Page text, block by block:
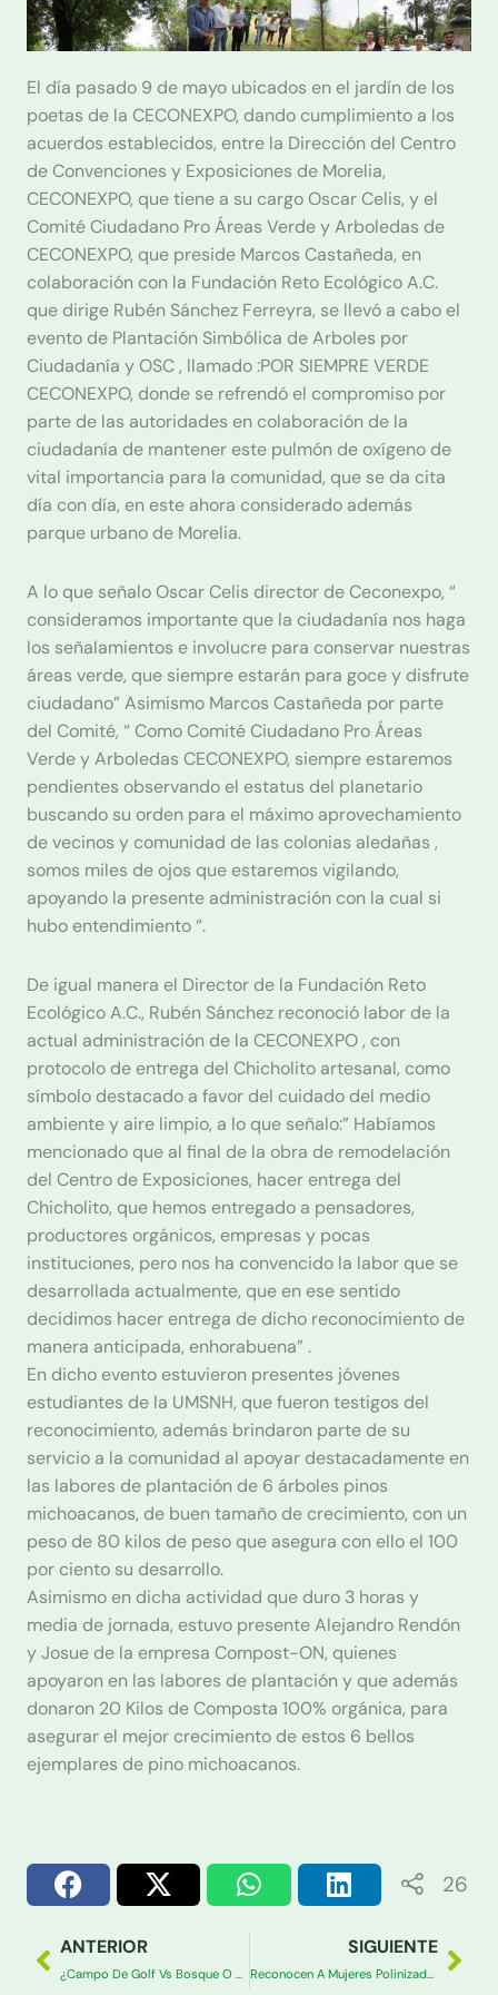
El día pasado 9 de mayo ubicados en el jardín de los
poetas de la CECONEXPO, dando cumplimiento a los
acuerdos establecidos, entre la Dirección del Centro
de Convenciones y Exposiciones de Morelia,
CECONEXPO, que tiene a su cargo Oscar Celis, y el
Comité Ciudadano Pro Áreas Verde y Arboledas de
CECONEXPO, que preside Marcos Castañeda, en
colaboración con la Fundación Reto Ecológico A.C.
que dirige Rubén Sánchez Ferreyra, se llevó a cabo el
evento de Plantación Simbólica de Arboles por
Ciudadanía y OSC , llamado :POR SIEMPRE VERDE
CECONEXPO, donde se refrendó el compromiso por
parte de las autoridades en colaboración de la
ciudadanía de mantener este pulmón de oxígeno de
vital importancia para la comunidad, que se da cita
día con día, en este ahora considerado además
parque urbano de Morelia.
A lo que señalo Oscar Celis director de Ceconexpo, “
consideramos importante que la ciudadanía nos haga
los señalamientos e involucre para conservar nuestras
áreas verde, que siempre estarán para goce y disfrute
ciudadano” Asimismo Marcos Castañeda por parte
del Comité, “ Como Comité Ciudadano Pro Áreas
Verde y Arboledas CECONEXPO, siempre estaremos
pendientes observando el estatus del planetario
buscando su orden para el máximo aprovechamiento
de vecinos y comunidad de las colonias aledañas ,
somos miles de ojos que estaremos vigilando,
apoyando la presente administración con la cual si
hubo entendimiento “.
De igual manera el Director de la Fundación Reto
Ecológico A.C., Rubén Sánchez reconoció labor de la
actual administración de la CECONEXPO , con
protocolo de entrega del Chicholito artesanal, como
símbolo destacado a favor del cuidado del medio
ambiente y aire limpio, a lo que señalo:” Habíamos
mencionado que al final de la obra de remodelación
del Centro de Exposiciones, hacer entrega del
Chicholito, que hemos entregado a pensadores,
productores orgánicos, empresas y pocas
instituciones, pero nos ha convencido la labor que se
desarrollada actualmente, que en ese sentido
decidimos hacer entrega de dicho reconocimiento de
manera anticipada, enhorabuena” .
En dicho evento estuvieron presentes jóvenes
estudiantes de la UMSNH, que fueron testigos del
reconocimiento, además brindaron parte de su
servicio a la comunidad al apoyar destacadamente en
las labores de plantación de 6 árboles pinos
michoacanos, de buen tamaño de crecimiento, con un
peso de 80 kilos de peso que asegura con ello el 100
por ciento su desarrollo.
Asimismo en dicha actividad que duro 3 horas y
media de jornada, estuvo presente Alejandro Rendón
y Josue de la empresa Compost-ON, quienes
apoyaron en las labores de plantación y que además
donaron 20 Kilos de Composta 100% orgánica, para
asegurar el mejor crecimiento de estos 6 bellos
ejemplares de pino michoacanos.
26
AntANTERIOR SIGUIENTE
Reconocen A Mujeres Polinizadoras En Día Mundial del Medio Ambiente: Fundación Reto Ecológico A.C